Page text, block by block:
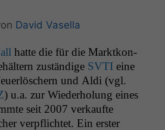
David Vasella
hat­te die für die Mark­tkon­
zuständi­ge SVTI eine
und Aldi (vgl.
) u.a. zur Wieder­hol­ung eines
seit 2007 verkaufte
verpflichtet. Ein erster